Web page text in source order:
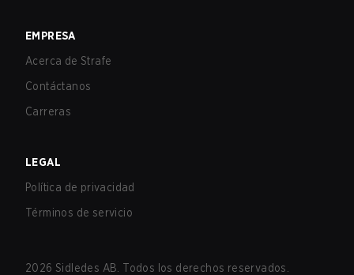
EMPRESA
Acerca de Strafe
Contáctanos
Carreras
LEGAL
Política de privacidad
Términos de servicio
2026 Sidledes AB. Todos los derechos reservados.